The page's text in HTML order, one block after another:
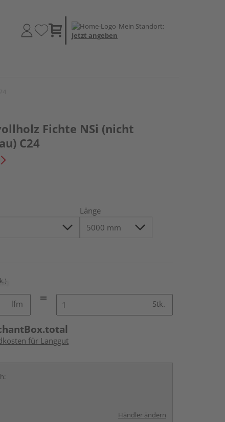
Mein Standort:
Jetzt angeben
Fichte NSi (nicht
C24
Länge
lfm Stk.
für Langgut
Händler ändern